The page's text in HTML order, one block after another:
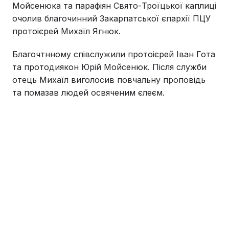
Мойсенюка та парафіян Свято-Троїцької каплиці
очолив благочинний Закарпатської єпархії ПЦУ
протоієрей Михаїл Ягнюк.
Благочтнному співслужили протоієрей Іван Гота
та протодиякон Юрій Мойсенюк. Після служби
отець Михаїл виголосив повчальну проповідь
та помазав людей освяченим єлеєм.